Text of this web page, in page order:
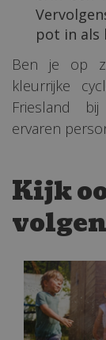
pot in als
Ben je op
kleurrijke
Friesland
ervaren
Kijk